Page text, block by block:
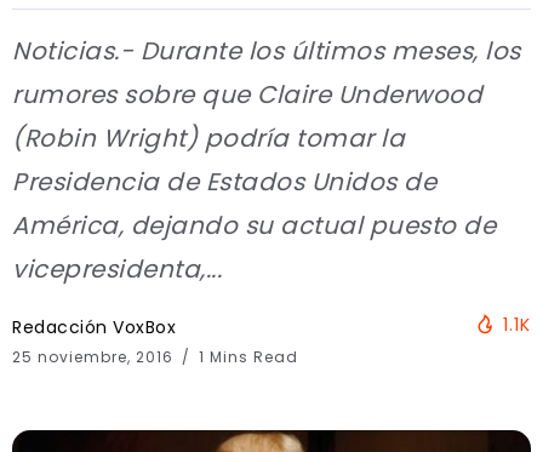
Noticias.- Durante los últimos meses, los
rumores sobre que Claire Underwood
(Robin Wright) podría tomar la
Presidencia de Estados Unidos de
América, dejando su actual puesto de
vicepresidenta,...
Redacción VoxBox
25 noviembre, 2016 1 Mins Read
1.1K